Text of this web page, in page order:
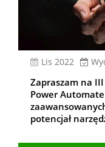
lis 2022
Zapraszam na
Power
potencjał